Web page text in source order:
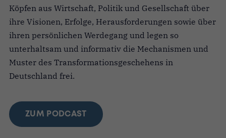
Köpfen aus Wirtschaft, Politik und Gesellschaft über
ihre Visionen, Erfolge, Herausforderungen sowie über
ihren persönlichen Werdegang und legen so
unterhaltsam und informativ die Mechanismen und
Muster des Transformationsgeschehens in
Deutschland frei.
ZUM PODCAST